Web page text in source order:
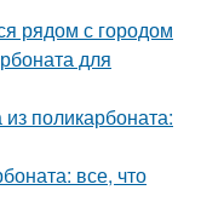
рядом с городом
для
поликарбоната:
все, что